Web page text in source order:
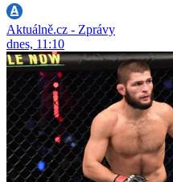
Aktuálně.cz - Zprávy
dnes, 11:10